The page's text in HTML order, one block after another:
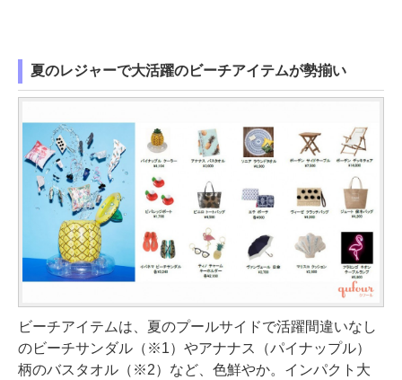
夏のレジャーで大活躍のビーチアイテムが勢揃い
ビーチアイテムは、夏のプールサイドで活躍間違いなし
のビーチサンダル（※1）やアナナス（パイナップル）
柄のバスタオル（※2）など、色鮮やか。インパクト大